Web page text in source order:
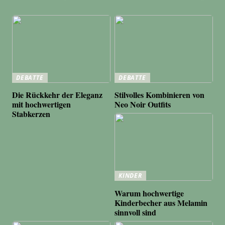
DEBATTE
Die Rückkehr der Eleganz
mit hochwertigen
Stabkerzen
DEBATTE
Stilvolles Kombinieren von
Neo Noir Outfits
KINDER
Warum hochwertige
Kinderbecher aus Melamin
sinnvoll sind